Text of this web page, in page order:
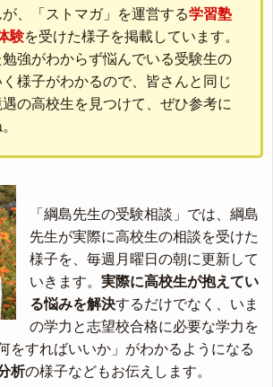
、「ストマガ」を運営する学習塾
験を受けた様子を掲載しています。
強がわからず悩んでいる受験生の
様子がわかるので、皆さんと同じ
の高校生を見つけて、ぜひ参考に
「綱島先生の受験相談」では、綱島
先生が実際に高校生の相談を受けた
様子を、毎週月曜日の朝に更新して
いきます。 実際に高校生が抱えてい
る悩みを解決するだけでなく、いま
の学力と志望校合格に必要な学力を
をすればいいか」がわかるようになる
析の様子などもお伝えします。